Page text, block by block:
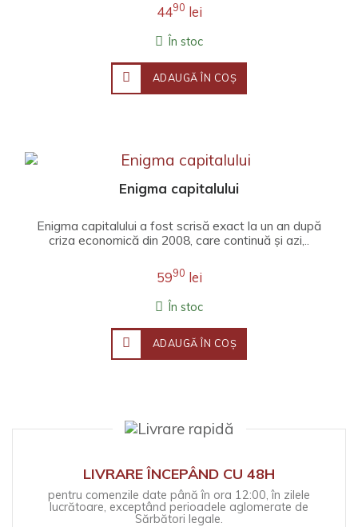
4490 lei
În stoc
ADAUGĂ ÎN COŞ
Enigma capitalului
Enigma capitalului a fost scrisă exact la un an după
criza economică din 2008, care continuă și azi,..
5990 lei
În stoc
ADAUGĂ ÎN COŞ
LIVRARE ÎNCEPÂND CU 48H
pentru comenzile date până în ora 12:00, în zilele
lucrătoare, exceptând perioadele aglomerate de
Sărbători legale.